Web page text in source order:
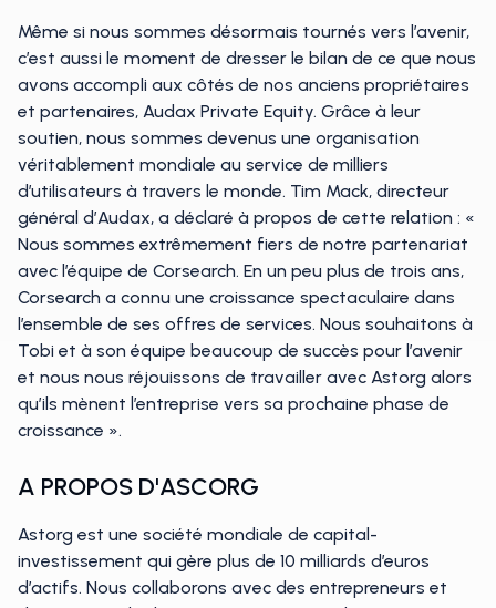
Même si nous sommes désormais tournés vers l’avenir,
c’est aussi le moment de dresser le bilan de ce que nous
avons accompli aux côtés de nos anciens propriétaires
et partenaires, Audax Private Equity. Grâce à leur
soutien, nous sommes devenus une organisation
véritablement mondiale au service de milliers
d’utilisateurs à travers le monde. Tim Mack, directeur
général d’Audax, a déclaré à propos de cette relation : «
Nous sommes extrêmement fiers de notre partenariat
avec l’équipe de Corsearch. En un peu plus de trois ans,
Corsearch a connu une croissance spectaculaire dans
l’ensemble de ses offres de services. Nous souhaitons à
Tobi et à son équipe beaucoup de succès pour l’avenir
et nous nous réjouissons de travailler avec Astorg alors
qu’ils mènent l’entreprise vers sa prochaine phase de
croissance ».
A PROPOS D'ASCORG
Astorg est une société mondiale de capital-
investissement qui gère plus de 10 milliards d’euros
d’actifs. Nous collaborons avec des entrepreneurs et